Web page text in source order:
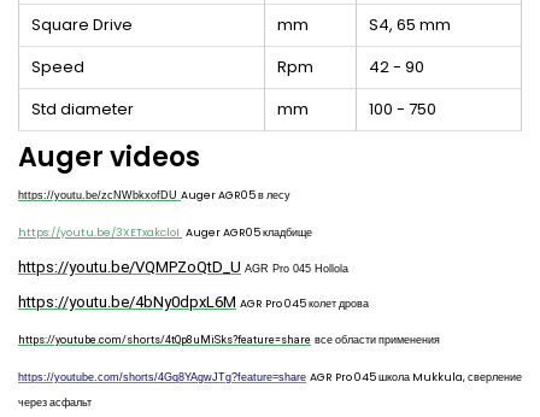
Square Drive
mm
S4, 65 mm
Speed
Rpm
42 - 90
Std diameter
mm 100 - 750
Auger videos
https://youtu.be/zcNWbkxofDU Auger AGR05 в лесу
https://youtu.be/3XETxakcloI Auger AGR05 кладбище
https://youtu.be/VQMPZoQtD_U AGR Pro 045 Hollola
https://youtu.be/4bNy0dpxL6M AGR Pro 045 колет дрова
https://youtube.com/shorts/4tQp8uMiSks?feature=share все области применения
https://youtube.com/shorts/4Gq8YAgwJTg?feature=share AGR Pro 045 школа Mukkula, сверление
через асфальт